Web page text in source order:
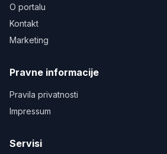
O portalu
Kontakt
Marketing
Pravne informacije
Pravila privatnosti
Impressum
Servisi